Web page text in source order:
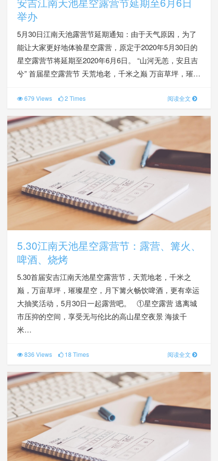
举办
5月30日江南天池露营节延期通知：由于天气原因，为了
能让大家更好地体验星空露营，原定于2020年5月30日的
星空露营节将延期至2020年6月6日。 “山河无恙，安且吉
兮” 首届星空露营节 天荒地老，千米之巅 万亩草坪，璀…
679 Views 2 Times 阅读全文
5.30江南天池星空露营节：露营、篝火、
啤酒、烧烤
5.30首届安吉江南天池星空露营节，天荒地老，千米之
巅，万亩草坪，璀璨星空，月下篝火畅饮啤酒，更有幸运
大抽奖活动，5月30日一起露营吧。 ①星空露营 逃离城
市压抑的空间，享受无与伦比的高山星空夜景 海拔千
米…
836 Views 18 Times 阅读全文